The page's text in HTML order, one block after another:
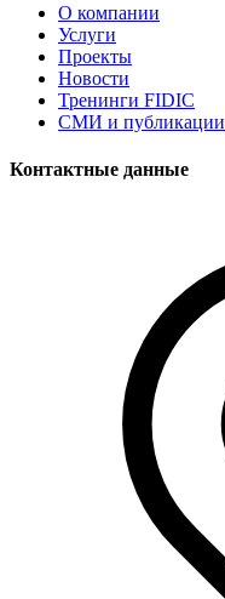
О компании
Услуги
Проекты
Новости
Тренинги FIDIC
СМИ и публикации
Контактные данные